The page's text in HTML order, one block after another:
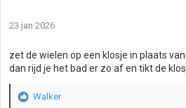
23 jan 2026
zet de wielen op een klosje in plaats
dan rijd je het bad er zo af en tikt de
W
Walker